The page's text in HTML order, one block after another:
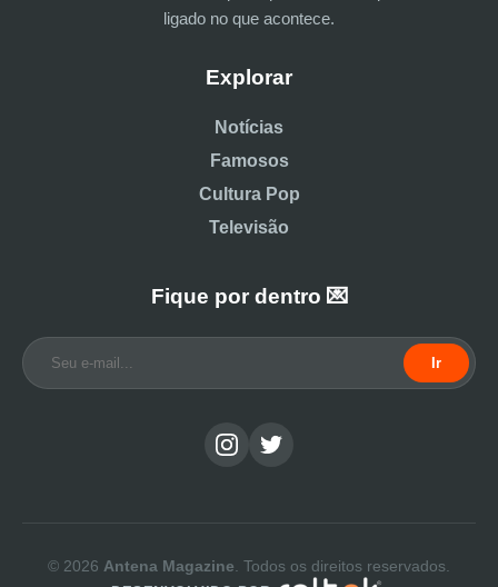
ligado no que acontece.
Explorar
Notícias
Famosos
Cultura Pop
Televisão
Fique por dentro 💌
Ir
© 2026 Antena Magazine . Todos os direitos reservados.